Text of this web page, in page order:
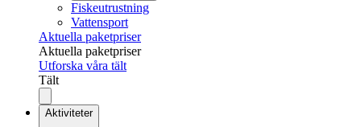
Fiskeutrustning
Vattensport
Aktuella paketpriser
Aktuella paketpriser
Utforska våra tält
Tält
Aktiviteter